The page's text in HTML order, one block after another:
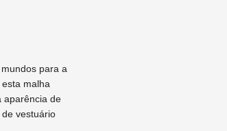
para a
malha
aparência de
vestuário